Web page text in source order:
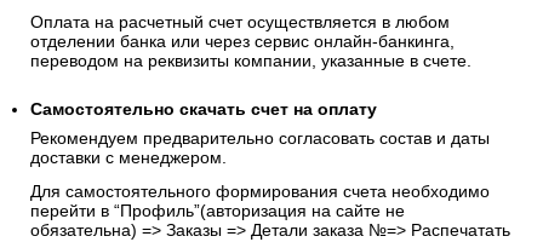
Оплата на расчетный счет осуществляется в любом
отделении банка или через сервис онлайн-банкинга,
переводом на реквизиты компании, указанные в счете.
Самостоятельно скачать счет на оплату
Рекомендуем предварительно согласовать состав и даты
доставки с менеджером.
Для самостоятельного формирования счета необходимо
перейти в “Профиль”(авторизация на сайте не
обязательна) => Заказы => Детали заказа №=> Распечатать